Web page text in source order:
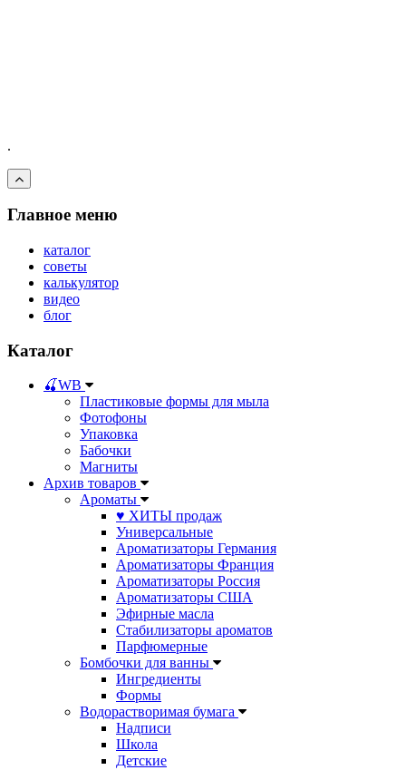
.
Главное меню
каталог
советы
калькулятор
видео
блог
Каталог
🍒WB
Пластиковые формы для мыла
Фотофоны
Упаковка
Бабочки
Магниты
Архив товаров
Ароматы
♥ ХИТЫ продаж
Универсальные
Ароматизаторы Германия
Ароматизаторы Франция
Ароматизаторы Россия
Ароматизаторы США
Эфирные масла
Стабилизаторы ароматов
Парфюмерные
Бомбочки для ванны
Ингредиенты
Формы
Водорастворимая бумага
Надписи
Школа
Детские